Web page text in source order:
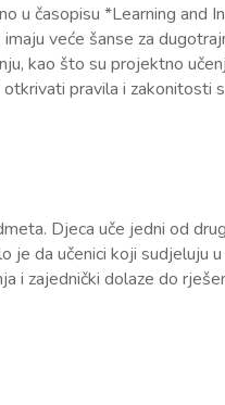
u časopisu *Learning and
veće šanse za
kao što su projektno
pravila i zakonitosti
Djeca uče jedni od
je da učenici koji sudjeluju
i zajednički dolaze do